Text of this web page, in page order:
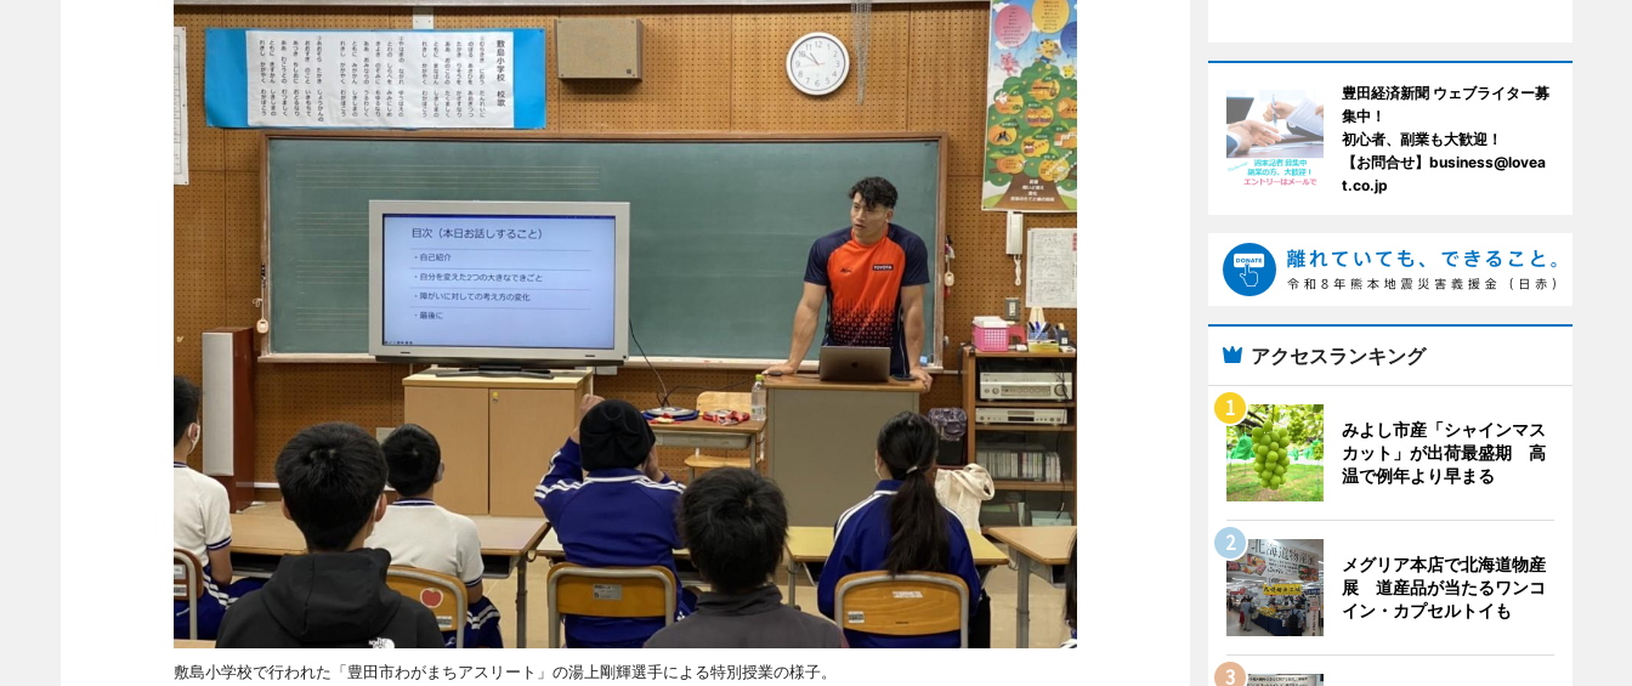
敷島小学校で行われた「豊田市わがまちアスリート」の湯上剛輝選手による特別授業の様子。
豊田経済新聞 ウェブライター募
集中！
初心者、副業も大歓迎！
【お問合せ】business@lovea
t.co.jp
アクセスランキング
みよし市産「シャインマス
カット」が出荷最盛期 高
温で例年より早まる
メグリア本店で北海道物産
展 道産品が当たるワンコ
イン・カプセルトイも